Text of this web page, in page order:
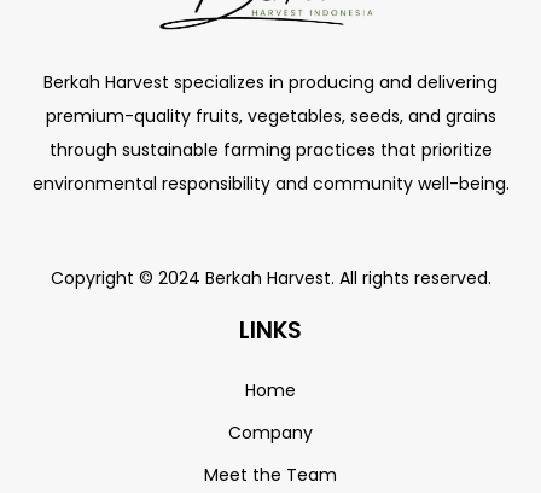
Berkah Harvest specializes in producing and delivering
premium-quality fruits, vegetables, seeds, and grains
through sustainable farming practices that prioritize
environmental responsibility and community well-being.
Copyright © 2024 Berkah Harvest. All rights reserved.
LINKS
Home
Company
Meet the Team